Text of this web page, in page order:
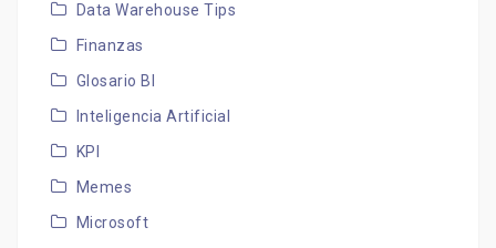
Data Warehouse Tips
Finanzas
Glosario BI
Inteligencia Artificial
KPI
Memes
Microsoft